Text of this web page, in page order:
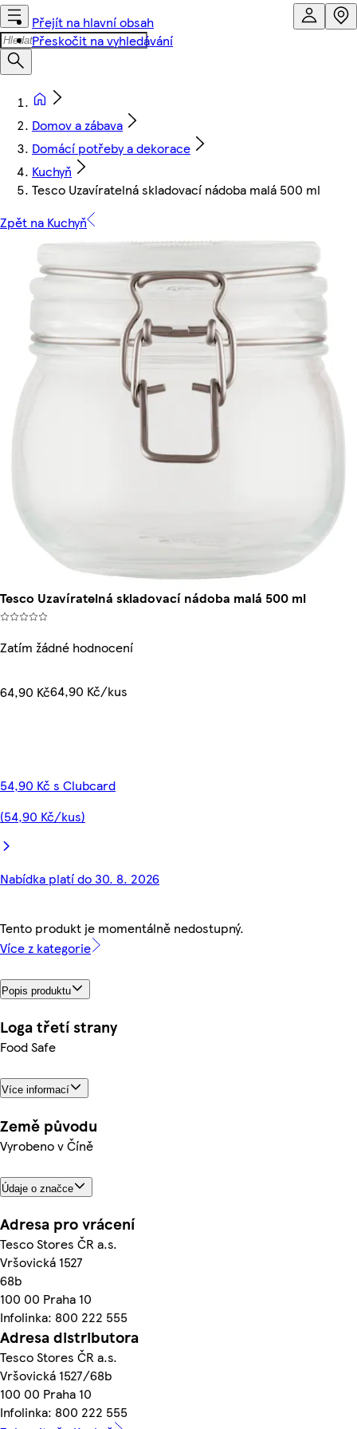
Přejít na hlavní obsah
Přeskočit na vyhledávání
Domov a zábava
Domácí potřeby a dekorace
Kuchyň
Tesco Uzavíratelná skladovací nádoba malá 500 ml
Zpět na Kuchyň
Tesco Uzavíratelná skladovací nádoba malá 500 ml
Zatím žádné hodnocení
64,90 Kč64,90 Kč/kus
54,90 Kč s Clubcard
(54,90 Kč/kus)
Nabídka platí do 30. 8. 2026
Tento produkt je momentálně nedostupný.
Více z kategorie
Popis produktu
Loga třetí strany
Food Safe
Více informací
Země původu
Vyrobeno v Číně
Údaje o značce
Adresa pro vrácení
Tesco Stores ČR a.s.
Vršovická 1527
68b
100 00 Praha 10
Infolinka: 800 222 555
Adresa distributora
Tesco Stores ČR a.s.
Vršovická 1527/68b
100 00 Praha 10
Infolinka: 800 222 555